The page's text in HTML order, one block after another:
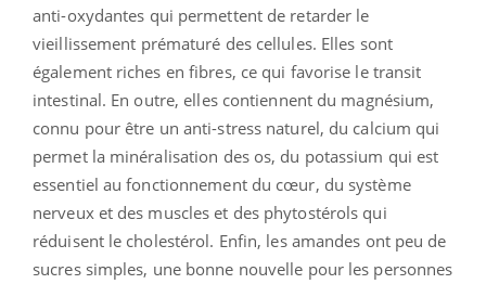
anti-oxydantes qui permettent de retarder le
vieillissement prématuré des cellules. Elles sont
également riches en fibres, ce qui favorise le transit
intestinal. En outre, elles contiennent du magnésium,
connu pour être un anti-stress naturel, du calcium qui
permet la minéralisation des os, du potassium qui est
essentiel au fonctionnement du cœur, du système
nerveux et des muscles et des phytostérols qui
réduisent le cholestérol. Enfin, les amandes ont peu de
sucres simples, une bonne nouvelle pour les personnes